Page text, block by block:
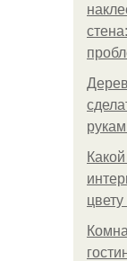
цвету